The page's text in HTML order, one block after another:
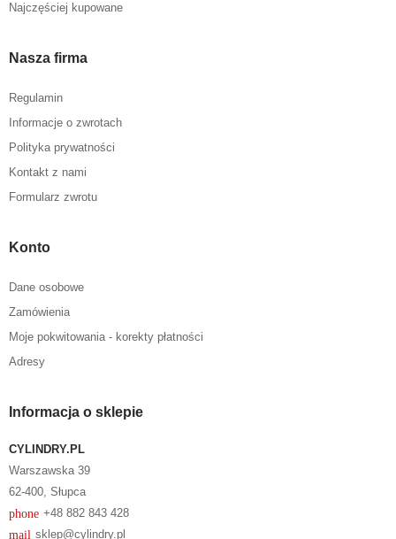
Najczęściej kupowane
Nasza firma
Regulamin
Informacje o zwrotach
Polityka prywatności
Kontakt z nami
Formularz zwrotu
Konto
Dane osobowe
Zamówienia
Moje pokwitowania - korekty płatności
Adresy
Informacja o sklepie
CYLINDRY.PL
Warszawska 39
62-400, Słupca
phone +48 882 843 428
mail sklep@cylindry.pl